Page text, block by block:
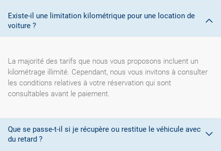
Existe-il une limitation kilométrique pour une location de
voiture ?
La majorité des tarifs que nous vous proposons incluent un
kilométrage illimité. Cependant, nous vous invitons à consulter
les conditions relatives à votre réservation qui sont
consultables avant le paiement.
Que se passe-t-il si je récupère ou restitue le véhicule avec
du retard ?